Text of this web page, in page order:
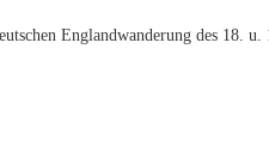
Englandwanderung des 18. u.